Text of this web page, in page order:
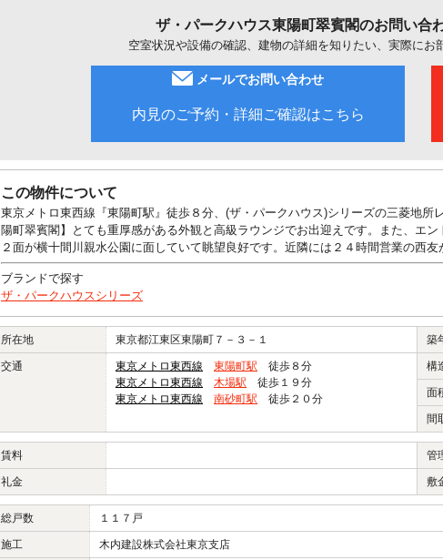
ザ・パークハウス東陽町翠賓閣のお問い合
空室状況や設備の確認、建物の詳細を知りたい、実際に
メールでお問い合わせ
内見のご予約・詳細ご確認はこちら
この物件について
東京メトロ東西線『東陽町駅』徒歩８分、(ザ・パークハウス)シリーズの三菱地
陽町翠賓閣】とても重厚感がある外観と高級ラウンジでお出迎えです。また、エ
２面が横十間川親水公園に面していて眺望良好です。近隣には２４時間営業の西友
ブランドで探す
ザ・パークハウスシリーズ
所在地 東京都江東区東陽町７－３－１ 築
交通 東京メトロ東西線 東陽町駅 徒歩８分
東京メトロ東西線
木場駅 徒歩１９分
東京メトロ東西線
南砂町駅 徒歩２０分
構
面
間
賃料 管
礼金 敷
総戸数 １１７戸
施工 木内建設株式会社東京支店